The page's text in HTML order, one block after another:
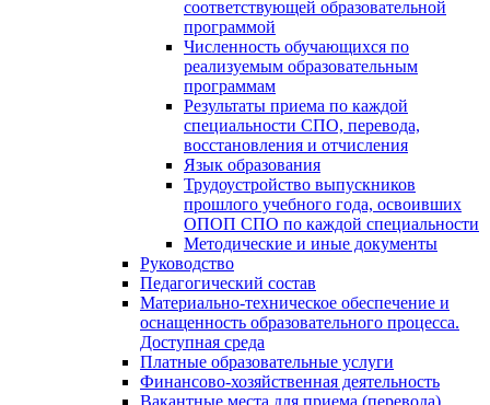
соответствующей образовательной
программой
Численность обучающихся по
реализуемым образовательным
программам
Результаты приема по каждой
специальности СПО, перевода,
восстановления и отчисления
Язык образования
Трудоустройство выпускников
прошлого учебного года, освоивших
ОПОП СПО по каждой специальности
Методические и иные документы
Руководство
Педагогический состав
Материально-техническое обеспечение и
оснащенность образовательного процесса.
Доступная среда
Платные образовательные услуги
Финансово-хозяйственная деятельность
Вакантные места для приема (перевода)